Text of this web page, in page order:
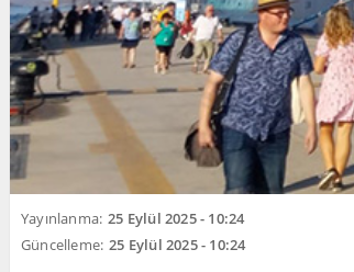
Yayınlanma: 25 Eylül 2025 - 10:24
Güncelleme: 25 Eylül 2025 - 10:24